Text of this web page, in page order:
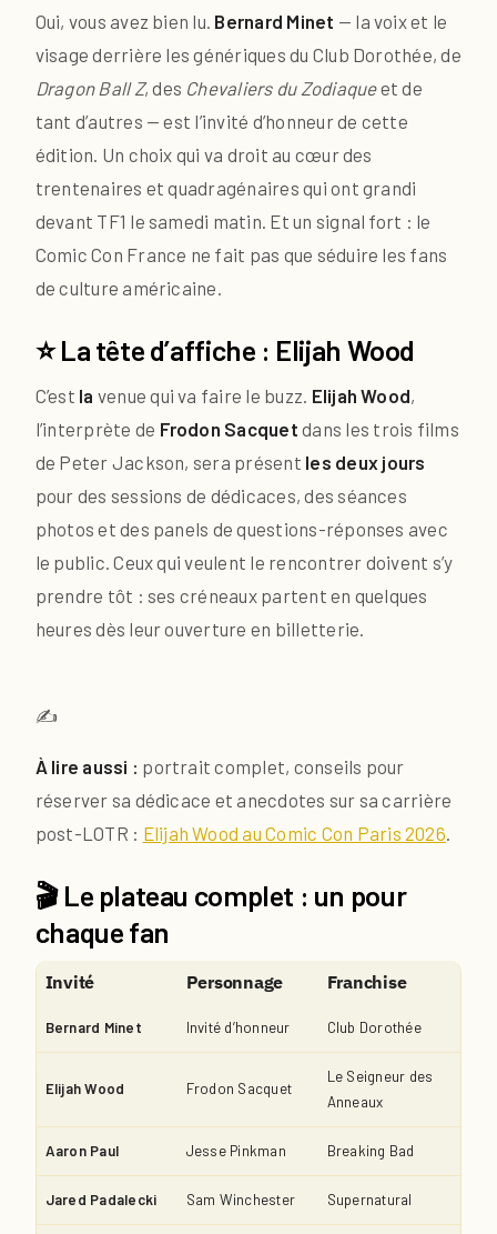
Oui, vous avez bien lu. Bernard Minet — la voix et le
visage derrière les génériques du Club Dorothée, de
Dragon Ball Z, des Chevaliers du Zodiaqueet de
tant d’autres — est l’invité d’honneur de cette
édition. Un choix qui va droit au cœur des
trentenaires et quadragénaires qui ont grandi
devant TF1 le samedi matin. Et un signal fort : le
Comic Con France ne fait pas que séduire les fans
de culture américaine.
⭐ La tête d’affiche : Elijah Wood
C’est la venue qui va faire le buzz. Elijah Wood,
l’interprète de Frodon Sacquet dans les trois films
de Peter Jackson, sera présent les deux jours
pour des sessions de dédicaces, des séances
photos et des panels de questions-réponses avec
le public. Ceux qui veulent le rencontrer doivent s’y
prendre tôt : ses créneaux partent en quelques
heures dès leur ouverture en billetterie.
✍️
À lire aussi : portrait complet, conseils pour
réserver sa dédicace et anecdotes sur sa carrière
post-LOTR : Elijah Wood au Comic Con Paris 2026.
🎬 Le plateau complet : un pour
chaque fan
Invité Personnage Franchise
Bernard Minet Invité d’honneur Club Dorothée
Elijah Wood Frodon Sacquet
Le Seigneur des
Anneaux
Aaron Paul Jesse Pinkman Breaking Bad
Jared Padalecki Sam Winchester Supernatural